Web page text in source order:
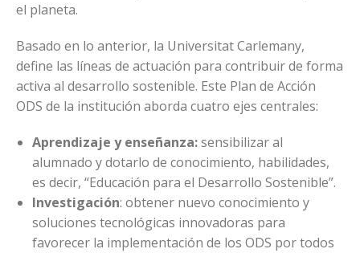
el planeta.
Basado en lo anterior, la Universitat Carlemany,
define las líneas de actuación para contribuir de forma
activa al desarrollo sostenible. Este Plan de Acción
ODS de la institución aborda cuatro ejes centrales:
Aprendizaje y enseñanza:sensibilizar al
alumnado y dotarlo de conocimiento, habilidades,
es decir, “Educación para el Desarrollo Sostenible”.
Investigación: obtener nuevo conocimiento y
soluciones tecnológicas innovadoras para
favorecer la implementación de los ODS por todos